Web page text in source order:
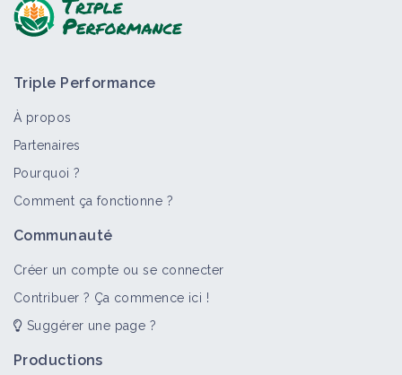
Vidéo
Pourquoi parler d'agroécologie
Triple Performance
À propos
Partenaires
Pourquoi ?
Comment ça fonctionne ?
Communauté
Créer un compte ou se connecter
Contribuer ? Ça commence ici !
Suggérer une page ?
Productions